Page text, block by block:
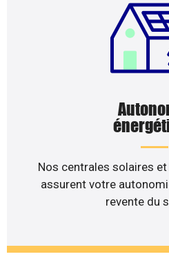
Nos centrales solaires
assurent votre
revente du